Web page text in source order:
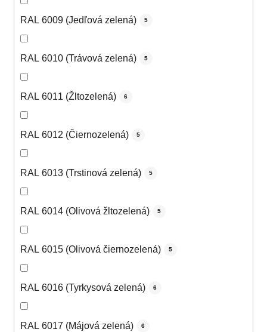
RAL 6009 (Jedľová zelená) 5
RAL 6010 (Trávová zelená) 5
RAL 6011 (Žltozelená) 6
RAL 6012 (Čiernozelená) 5
RAL 6013 (Trstinová zelená) 5
RAL 6014 (Olivová žltozelená) 5
RAL 6015 (Olivová čiernozelená) 5
RAL 6016 (Tyrkysová zelená) 6
RAL 6017 (Májová zelená) 6